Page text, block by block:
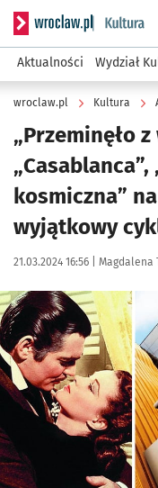
Serwis informacyjny
Aktualności Wydział
wroclaw.pl Kultura
„Przeminęło
„Casablanca”,
kosmiczna”
wyjątkowy
Data publikacji:
21.03.2024 16:56 | Autor:
Magdalena
Kliknij, aby zobaczyć